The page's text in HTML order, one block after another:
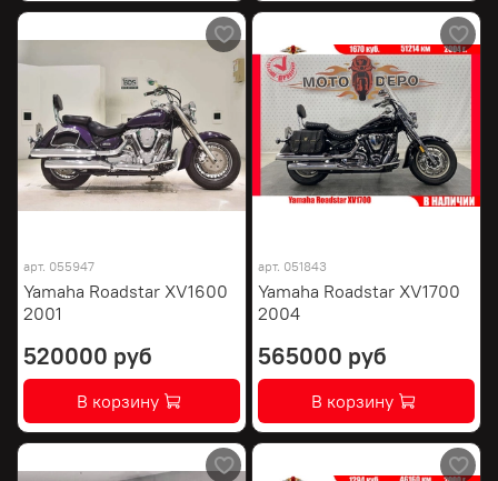
арт. 055947
Yamaha Roadstar XV1600
2001
520000 руб
В корзину
арт. 051843
Yamaha Roadstar XV1700
2004
565000 руб
В корзину